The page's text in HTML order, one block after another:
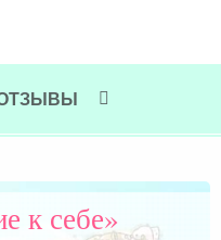
к себе»